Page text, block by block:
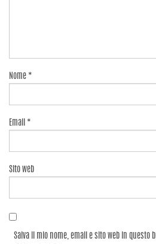
Nome *
Email *
Sito web
Salva il mio nome, email e sito web in questo